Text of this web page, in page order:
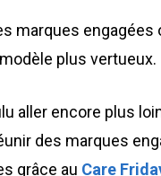
marques
plus vertueux.
aller encore plus
des marques
grâce au Care